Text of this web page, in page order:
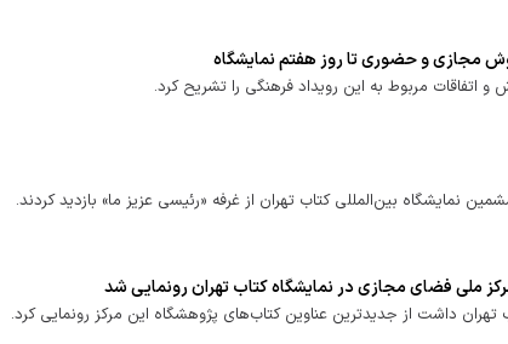
مجازی و حضوری تا روز هفتم نمایشگاه
اتفاقات مربوط به این رویداد فرهنگی را تشریح کرد.
بین‌المللی کتاب تهران از غرفه «رئیسی عزیز ما» بازدید کردند.
ملی فضای مجازی در نمایشگاه کتاب تهران رونمایی شد
داشت از جدیدترین عناوین کتاب‌های پژوهشگاه این مرکز رونمایی کرد.